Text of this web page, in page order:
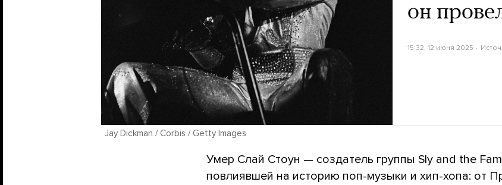
он
15:32, 12 июня 2025
Jay Dickman / Corbis / Getty Images
Умер Слай Стоун — создатель группы Sly and the
повлиявшей на историю поп-музыки и хип-хопа: от